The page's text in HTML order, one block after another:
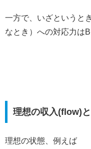
一方で、いざというと
なとき）への対応力は
理想の収入(flow)
理想の状態、例えば